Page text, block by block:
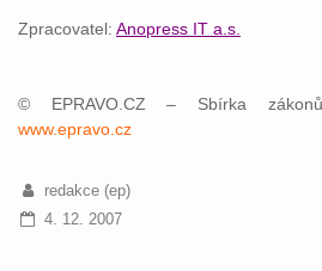
Zpracovatel: Anopress IT a.s.
© EPRAVO.CZ – Sbírka
www.epravo.cz
redakce (ep)
4. 12. 2007